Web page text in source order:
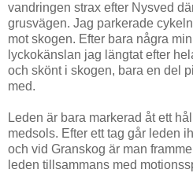
vandringen strax efter Nysved
grusvägen. Jag parkerade
mot skogen. Efter bara några
lyckokänslan jag längtat efter
och skönt i skogen, bara en del
med.
Leden är bara markerad åt ett
medsols. Efter ett tag går leden
och vid Granskog är man
leden tillsammans med